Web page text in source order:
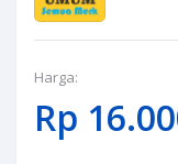
Harga:
Rp